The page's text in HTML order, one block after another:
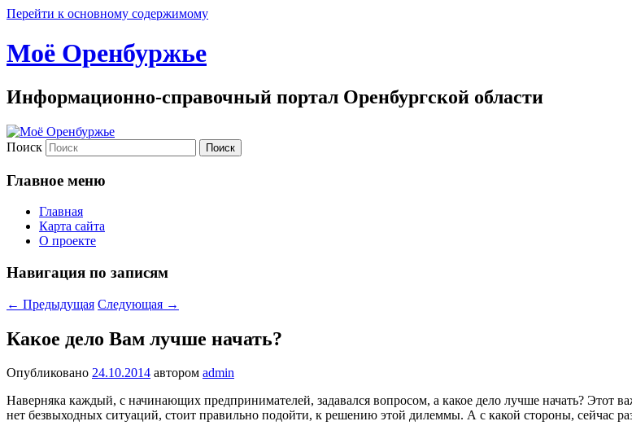
Перейти к основному содержимому
Моё Оренбуржье
Информационно-справочный портал Оренбургской области
Поиск
Главное меню
Главная
Карта сайта
О проекте
Навигация по записям
← Предыдущая Следующая →
Какое дело Вам лучше начать?
Опубликовано 24.10.2014 автором admin
Наверняка каждый, с начинающих предпринимателей, задавался вопросом, а какое дело лучше начать? Этот
нет безвыходных ситуаций, стоит правильно подойти, к решению этой дилеммы. А с какой стороны, сейчас